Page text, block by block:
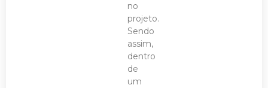
no
projeto.
Sendo
assim,
dentro
de
um